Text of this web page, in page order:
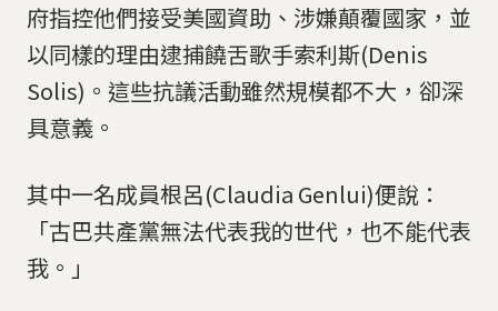
府指控他們接受美國資助、涉嫌顛覆國家，並
以同樣的理由逮捕饒舌歌手索利斯(Denis
Solis)。這些抗議活動雖然規模都不大，卻深
具意義。
其中一名成員根呂(Claudia Genlui)便說：
「古巴共產黨無法代表我的世代，也不能代表
我。」